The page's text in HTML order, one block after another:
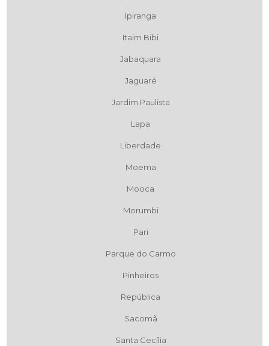
Ipiranga
Itaim Bibi
Jabaquara
Jaguaré
Jardim Paulista
Lapa
Liberdade
Moema
Mooca
Morumbi
Pari
Parque do Carmo
Pinheiros
República
Sacomã
Santa Cecília